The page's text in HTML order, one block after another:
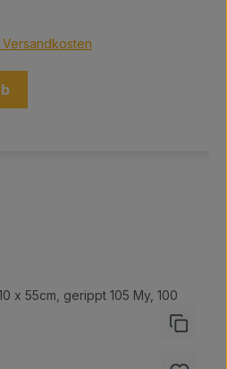
und Stil. Wählen
oder manuellem
spülmaschinenfeste
auf, während das
perfekte Schweißnaht ohne